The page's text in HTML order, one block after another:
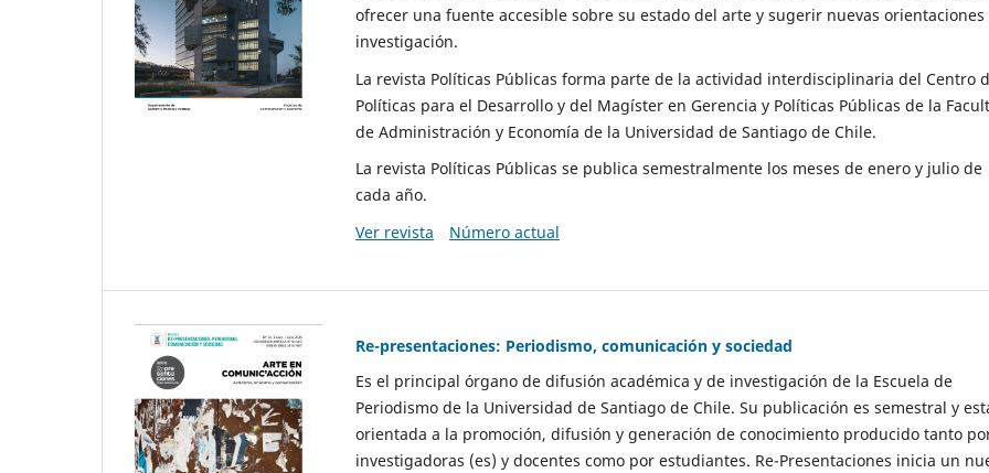
ofrecer una fuente accesible sobre su estado del arte y sugerir nuevas orientaciones
investigación.
La revista Políticas Públicas forma parte de la actividad interdisciplinaria del Centro
Políticas para el Desarrollo y del Magíster en Gerencia y Políticas Públicas de la
de Administración y Economía de la Universidad de Santiago de Chile.
La revista Políticas Públicas se publica semestralmente los meses de enero y julio de
cada año.
Ver revista
Número actual
Re-presentaciones: Periodismo, comunicación y sociedad
Es el principal órgano de difusión académica y de investigación de la Escuela de
Periodismo de la Universidad de Santiago de Chile. Su publicación es semestral y
orientada a la promoción, difusión y generación de conocimiento producido tanto
investigadoras (es) y docentes como por estudiantes. Re-Presentaciones inicia un